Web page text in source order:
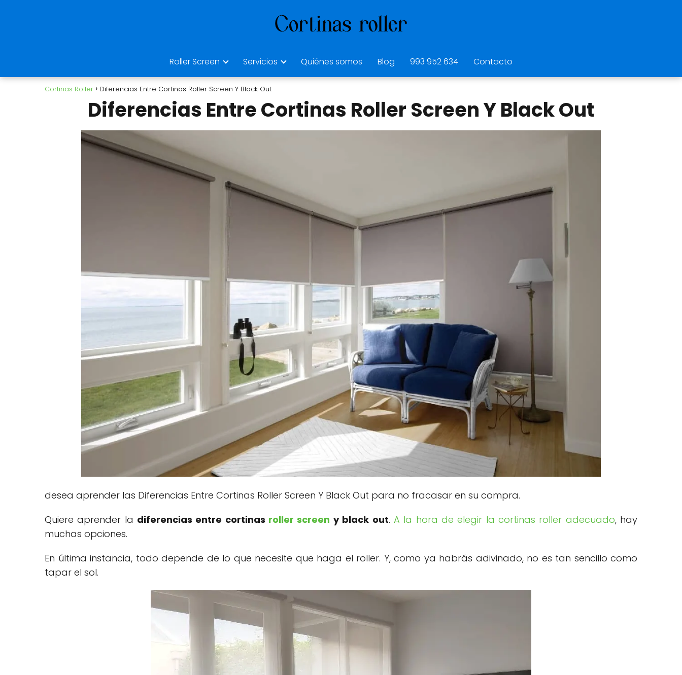
Roller Screen Servicios Quiénes somos Blog 993 952 634 Contacto
Cortinas Roller Diferencias Entre Cortinas Roller Screen Y Black Out
Diferencias Entre Cortinas Roller Screen Y Black Out
desea aprender las Diferencias Entre Cortinas Roller Screen Y Black Out para no fracasar en su compra.
Quiere aprender la diferencias entre cortinas roller screen y black out. A la hora de elegir la cortinas roller adecuado, hay
muchas opciones.
En última instancia, todo depende de lo que necesite que haga el roller. Y, como ya habrás adivinado, no es tan sencillo como
tapar el sol.